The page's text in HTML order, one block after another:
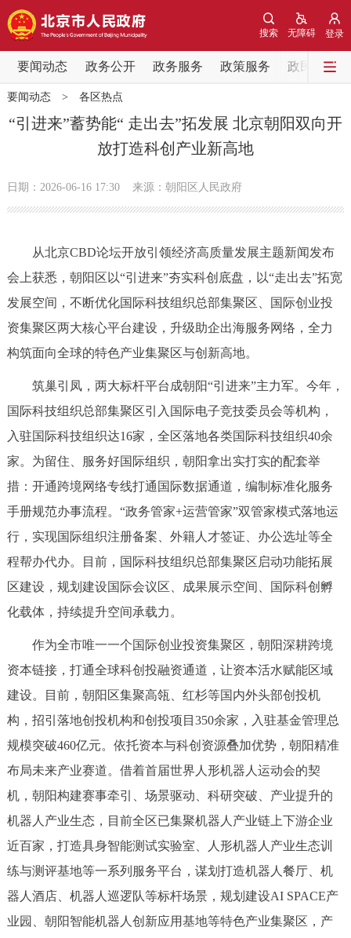
登录
无障碍
搜索
要闻动态 政务公开 政务服务 政策服务 政民互动
要闻动态
党中央精神
会议信息
市领导 机构职能 政策服务
政策兑现 政策解读 回应关切
政务服务
中介服务 阳光政务
政民互动
参与调查 在线访谈 图说互动
北京概况 十六区概览 人文北京
绿色北京 图说北京 视频北京
多语种
ENGLISH 한국어 日本語
DEUTSCH FRANÇAIS РУССКИЙ ЯЗЫК
要闻动态> 各区热点
“引进来”蓄势能“ 走出去”拓发展 北京朝阳双向开
放打造科创产业新高地
日期：2026-06-16 17:30 来源：朝阳区人民政府
从北京CBD论坛开放引领经济高质量发展主题新闻发布
会上获悉，朝阳区以“引进来”夯实科创底盘，以“走出去”拓宽
发展空间，不断优化国际科技组织总部集聚区、国际创业投
资集聚区两大核心平台建设，升级助企出海服务网络，全力
构筑面向全球的特色产业集聚区与创新高地。
筑巢引凤，两大标杆平台成朝阳“引进来”主力军。今年，
国际科技组织总部集聚区引入国际电子竞技委员会等机构，
入驻国际科技组织达16家，全区落地各类国际科技组织40余
家。为留住、服务好国际组织，朝阳拿出实打实的配套举
措：开通跨境网络专线打通国际数据通道，编制标准化服务
手册规范办事流程。“政务管家+运营管家”双管家模式落地运
行，实现国际组织注册备案、外籍人才签证、办公选址等全
程帮办代办。目前，国际科技组织总部集聚区启动功能拓展
区建设，规划建设国际会议区、成果展示空间、国际科创孵
化载体，持续提升空间承载力。
作为全市唯一一个国际创业投资集聚区，朝阳深耕跨境
资本链接，打通全球科创投融资通道，让资本活水赋能区域
建设。目前，朝阳区集聚高瓴、红杉等国内外头部创投机
构，招引落地创投机构和创投项目350余家，入驻基金管理总
规模突破460亿元。依托资本与科创资源叠加优势，朝阳精准
布局未来产业赛道。借着首届世界人形机器人运动会的契
机，朝阳构建赛事牵引、场景驱动、科研突破、产业提升的
机器人产业生态，目前全区已集聚机器人产业链上下游企业
近百家，打造具身智能测试实验室、人形机器人产业生态训
练与测评基地等一系列服务平台，谋划打造机器人餐厅、机
器人酒店、机器人巡逻队等标杆场景，规划建设AI SPACE产
业园、朝阳智能机器人创新应用基地等特色产业集聚区，产